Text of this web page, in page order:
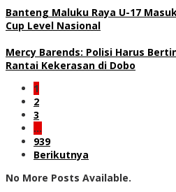
Banteng Maluku Raya U-17
Cup Level Nasional
Mercy Barends: Polisi Harus
Rantai Kekerasan di Dobo
1
2
3
…
939
Berikutnya
No More Posts Available.